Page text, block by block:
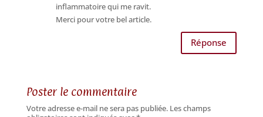
inflammatoire qui me ravit.
Merci pour votre bel article.
Réponse
Poster le commentaire
Votre adresse e-mail ne sera pas publiée. Les champs